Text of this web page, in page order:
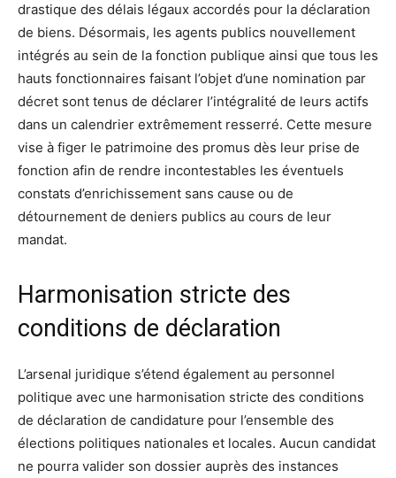
drastique des délais légaux accordés pour la déclaration
de biens. Désormais, les agents publics nouvellement
intégrés au sein de la fonction publique ainsi que tous les
hauts fonctionnaires faisant l’objet d’une nomination par
décret sont tenus de déclarer l’intégralité de leurs actifs
dans un calendrier extrêmement resserré. Cette mesure
vise à figer le patrimoine des promus dès leur prise de
fonction afin de rendre incontestables les éventuels
constats d’enrichissement sans cause ou de
détournement de deniers publics au cours de leur
mandat.
Harmonisation stricte des
conditions de déclaration
L’arsenal juridique s’étend également au personnel
politique avec une harmonisation stricte des conditions
de déclaration de candidature pour l’ensemble des
élections politiques nationales et locales. Aucun candidat
ne pourra valider son dossier auprès des instances